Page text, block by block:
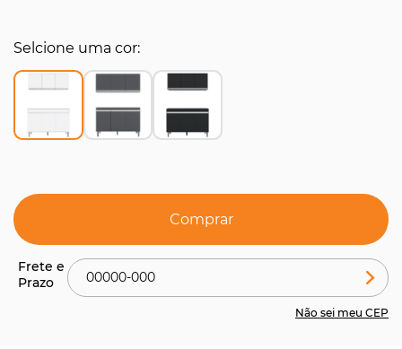
Selcione uma cor
Comprar
Não sei meu CEP